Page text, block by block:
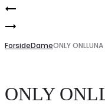
Product
navigation
MODA
–
Estelle
dame
–
ForsideDameONLY
ONLY